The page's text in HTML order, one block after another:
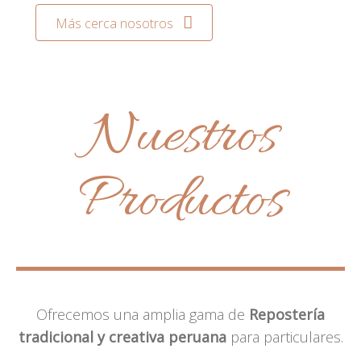
Más cerca nosotros
Nuestros
Productos
Ofrecemos una amplia gama de Repostería
tradicional y creativa peruanapara particulares.